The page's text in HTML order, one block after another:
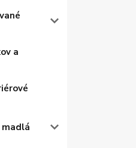
a
madlá